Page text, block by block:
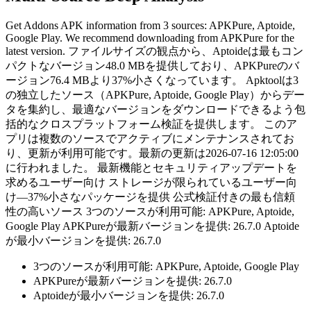
Get Addons APK information from 3 sources: APKPure, Aptoide,
Google Play. We recommend downloading from APKPure for the
latest version. ファイルサイズの観点から、Aptoideは最もコン
パクトなバージョン48.0 MBを提供しており、APKPureのバ
ージョン76.4 MBより37%小さくなっています。 Apktoolは3
の独立したソース（APKPure, Aptoide, Google Play）からデー
タを集約し、最適なバージョンをダウンロードできるよう包
括的なクロスプラットフォーム検証を提供します。 このア
プリは複数のソースでアクティブにメンテナンスされてお
り、更新が利用可能です。最新の更新は2026-07-16 12:05:00
に行われました。 最新機能とセキュリティアップデートを
求めるユーザー向け ストレージが限られているユーザー向
け—37%小さなパッケージを提供 公式検証付きの最も信頼
性の高いソース 3つのソースが利用可能: APKPure, Aptoide,
Google Play APKPureが最新バージョンを提供: 26.7.0 Aptoide
が最小バージョンを提供: 26.7.0
3つのソースが利用可能: APKPure, Aptoide, Google Play
APKPureが最新バージョンを提供: 26.7.0
Aptoideが最小バージョンを提供: 26.7.0